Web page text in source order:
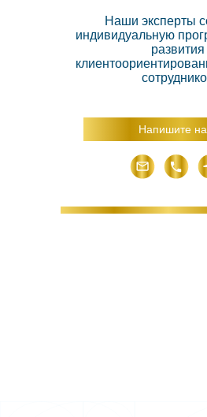
Наши эксперты
индивидуальную
развития
Напишите